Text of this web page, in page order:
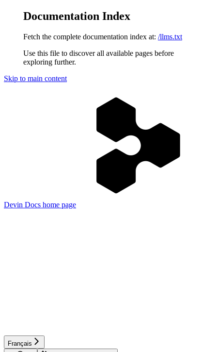
Documentation Index
Fetch the complete documentation index at: /llms.txt
Use this file to discover all available pages before
exploring further.
Skip to main content
Devin Docs home page
Français